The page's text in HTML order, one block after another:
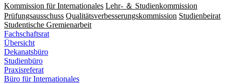
Kommission für Internationales Lehr- ＆ Studienkommission
Prüfungsausschuss Qualitätsverbesserungskommission Studienbeirat
Studentische Gremienarbeit
Fachschaftsrat
Übersicht
Dekanatsbüro
Studienbüro
Praxisreferat
Büro für Internationales